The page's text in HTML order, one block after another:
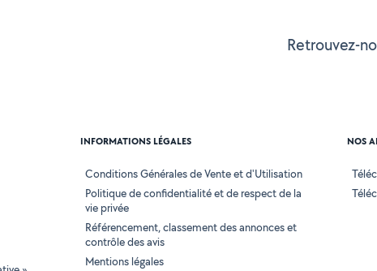
Retrouvez-
INFORMATIONS LÉGALES
Conditions Générales de Vente et d'Utilisation
Politique de confidentialité et de respect de la
vie privée
Référencement, classement des annonces et
contrôle des avis
Mentions légales
NOS